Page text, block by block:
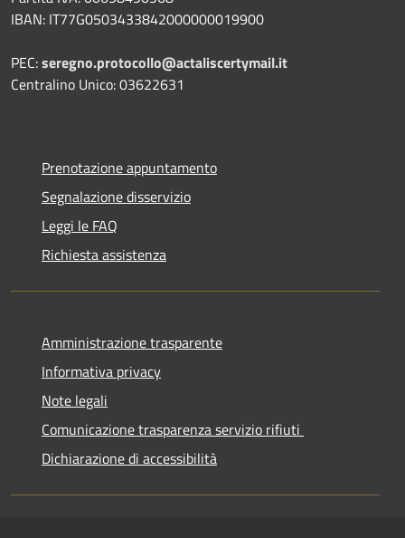
IBAN: IT77G0503433842000000019900
PEC:seregno.protocollo@actaliscertymail.it
Centralino Unico: 03622631
Prenotazione appuntamento
Segnalazione disservizio
Leggi le FAQ
Richiesta assistenza
Amministrazione trasparente
Informativa privacy
Note legali
Comunicazione trasparenza servizio rifiuti
Dichiarazione di accessibilità